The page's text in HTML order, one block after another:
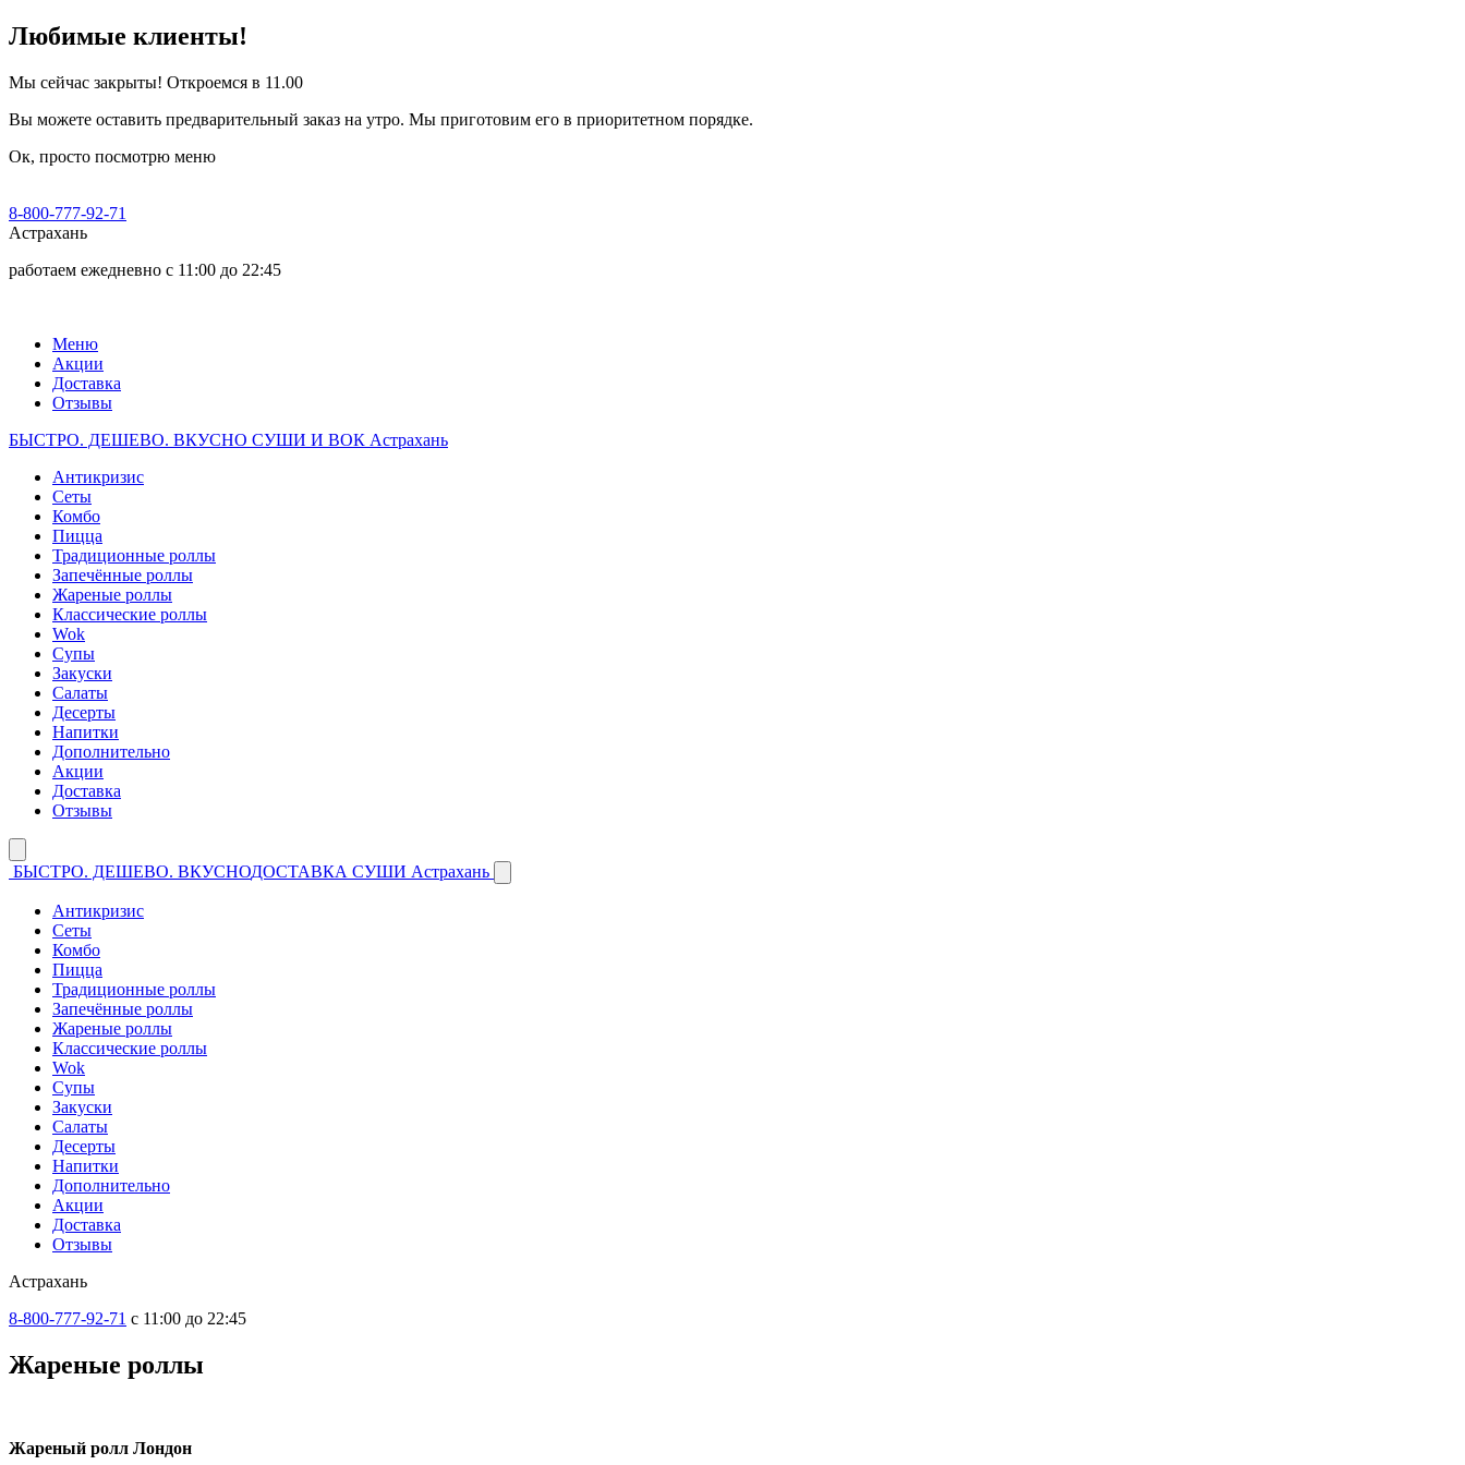
Любимые клиенты!
Мы сейчас закрыты! Откроемся в 11.00
Вы можете оставить предварительный заказ на утро. Мы приготовим его в приоритетном порядке.
Oк, просто посмотрю меню
8-800-777-92-71
Астрахань
работаем ежедневно с 11:00 до 22:45
Меню
Акции
Доставка
Отзывы
БЫСТРО. ДЕШЕВО. ВКУСНО СУШИ И ВОК Астрахань
Антикризис
Сеты
Комбо
Пицца
Традиционные роллы
Запечённые роллы
Жареные роллы
Классические роллы
Wok
Супы
Закуски
Салаты
Десерты
Напитки
Дополнительно
Акции
Доставка
Отзывы
БЫСТРО. ДЕШЕВО. ВКУСНОДОСТАВКА СУШИ Астрахань
Антикризис
Сеты
Комбо
Пицца
Традиционные роллы
Запечённые роллы
Жареные роллы
Классические роллы
Wok
Супы
Закуски
Салаты
Десерты
Напитки
Дополнительно
Акции
Доставка
Отзывы
Астрахань
8-800-777-92-71 с 11:00 до 22:45
Жареные роллы
Жареный ролл Лондон